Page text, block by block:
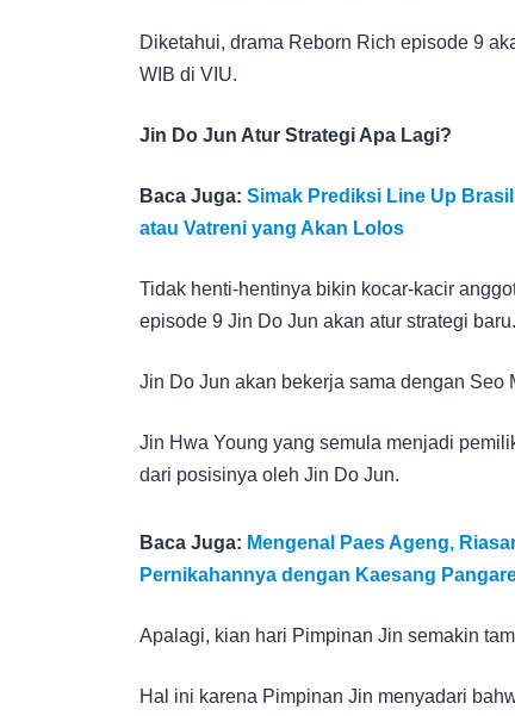
Diketahui, drama Reborn Rich episode 9
WIB di VIU.
Jin Do Jun Atur Strategi Apa Lagi?
Baca Juga: Simak Prediksi Line Up
atau Vatreni yang Akan Lolos
Tidak henti-hentinya bikin kocar-kacir
episode 9 Jin Do Jun akan atur strategi baru.
Jin Do Jun akan bekerja sama dengan
Jin Hwa Young yang semula menjadi
dari posisinya oleh Jin Do Jun.
Baca Juga: Mengenal Paes Ageng,
Pernikahannya dengan Kaesang
Apalagi, kian hari Pimpinan Jin semakin
Hal ini karena Pimpinan Jin menyadari